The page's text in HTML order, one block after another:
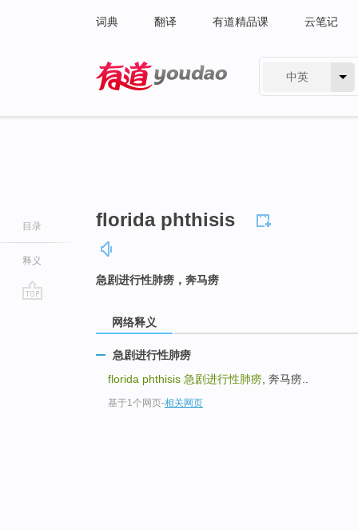
词典 翻译 有道精品课 云笔记
中英
目录
释义
florida phthisis
急剧进行性肺痨，奔马痨
网络释义
急剧进行性肺痨
florida phthisis 急剧进行性肺痨 , 奔马痨..
基于1个网页-相关网页